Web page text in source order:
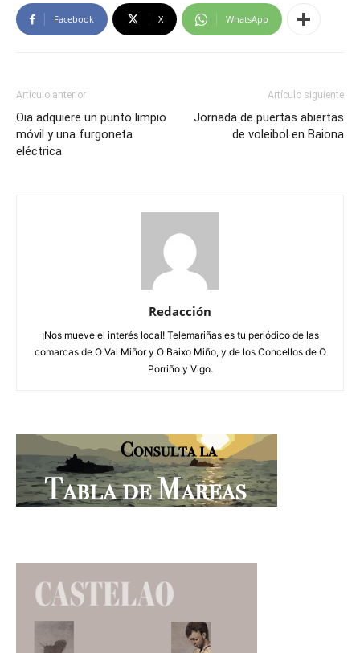
Facebook X WhatsApp
Artículo anterior
Oia adquiere un punto limpio
móvil y una furgoneta
eléctrica
Artículo siguiente
Jornada de puertas abiertas
de voleibol en Baiona
Redacción
¡Nos mueve el interés local! Telemariñas es tu periódico de las
comarcas de O Val Miñor y O Baixo Miño, y de los Concellos de O
Porriño y Vigo.